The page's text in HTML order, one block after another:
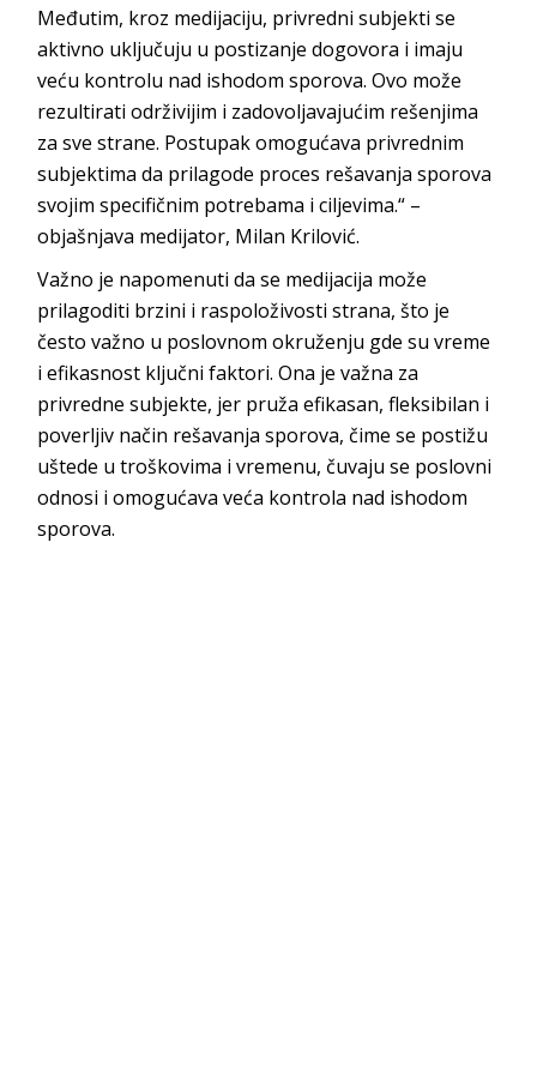
Međutim, kroz medijaciju, privredni subjekti se
aktivno uključuju u postizanje dogovora i imaju
veću kontrolu nad ishodom sporova. Ovo može
rezultirati održivijim i zadovoljavajućim rešenjima
za sve strane. Postupak omogućava privrednim
subjektima da prilagode proces rešavanja sporova
svojim specifičnim potrebama i ciljevima.“ –
objašnjava medijator, Milan Krilović.
Važno je napomenuti da se medijacija može
prilagoditi brzini i raspoloživosti strana, što je
često važno u poslovnom okruženju gde su vreme
i efikasnost ključni faktori. Ona je važna za
privredne subjekte, jer pruža efikasan, fleksibilan i
poverljiv način rešavanja sporova, čime se postižu
uštede u troškovima i vremenu, čuvaju se poslovni
odnosi i omogućava veća kontrola nad ishodom
sporova.